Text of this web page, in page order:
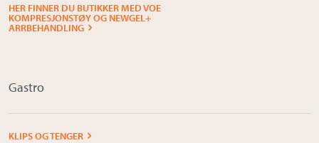
HER FINNER DU BUTIKKER MED VOE
KOMPRESJONSTØY OG NEWGEL+
ARRBEHANDLING
Gastro
KLIPS OG TENGER